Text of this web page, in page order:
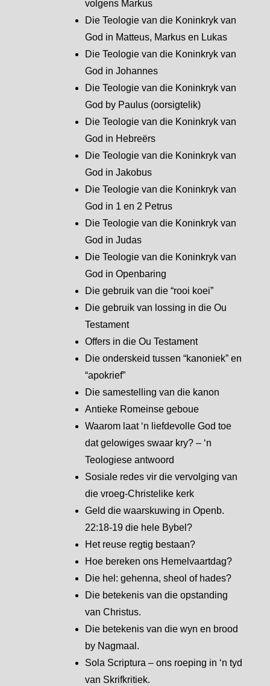
volgens Markus
Die Teologie van die Koninkryk van
God in Matteus, Markus en Lukas
Die Teologie van die Koninkryk van
God in Johannes
Die Teologie van die Koninkryk van
God by Paulus (oorsigtelik)
Die Teologie van die Koninkryk van
God in Hebreërs
Die Teologie van die Koninkryk van
God in Jakobus
Die Teologie van die Koninkryk van
God in 1 en 2 Petrus
Die Teologie van die Koninkryk van
God in Judas
Die Teologie van die Koninkryk van
God in Openbaring
Die gebruik van die “rooi koei”
Die gebruik van lossing in die Ou
Testament
Offers in die Ou Testament
Die onderskeid tussen “kanoniek” en
“apokrief”
Die samestelling van die kanon
Antieke Romeinse geboue
Waarom laat ‘n liefdevolle God toe
dat gelowiges swaar kry? – ‘n
Teologiese antwoord
Sosiale redes vir die vervolging van
die vroeg-Christelike kerk
Geld die waarskuwing in Openb.
22:18-19 die hele Bybel?
Het reuse regtig bestaan?
Hoe bereken ons Hemelvaartdag?
Die hel: gehenna, sheol of hades?
Die betekenis van die opstanding
van Christus.
Die betekenis van die wyn en brood
by Nagmaal.
Sola Scriptura – ons roeping in ‘n tyd
van Skrifkritiek.